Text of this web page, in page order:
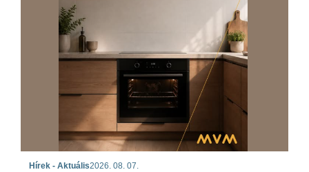
Hírek - Aktuális2026. 08. 07.